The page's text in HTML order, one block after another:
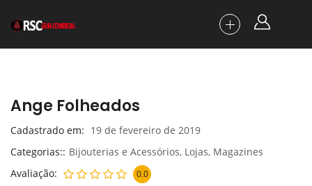
Ange Folheados
Cadastrado em
19 de fevereiro de 2019
Categorias: Bijouterias e Acessórios, Lojas, Magazines
Avaliação
0.0